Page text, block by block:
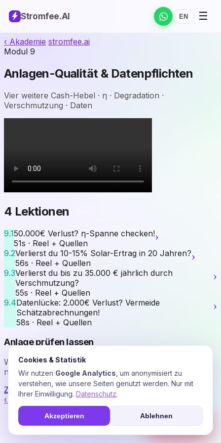
Stromfee.AI EN ☰
‹ Akademie stromfee.ai
Modul 9
Anlagen-Qualität & Datenpflichten
Vier weitere Cash-Hebel · η · Degradation ·
Verschmutzung · Daten
4 Lektionen
9.150.000€ Verlust? η-Spanne checken!
51s · Reel + Quellen
›
9.2Verlierst du 10-15% Solar-Ertrag in 20 Jahren?
56s · Reel + Quellen
›
9.3Verlierst du bis zu 35.000 € jährlich durch
Verschmutzung?
55s · Reel + Quellen
›
9.4Datenlücke: 2.000€ Verlust? Vermeide
Schätzabrechnungen!
58s · Reel + Quellen
›
Anlage prüfen lassen
Wir rechnen Ihre § 51-Verluste mit echten Marktdaten
nach.
Zum Stromfee Radar
‹ Akademie-Übersicht
Cookies & Statistik
Wir nutzen Google Analytics , um anonymisiert zu
verstehen, wie unsere Seiten genutzt werden. Nur mit
Ihrer Einwilligung. Datenschutz.
Akzeptieren Ablehnen
☎